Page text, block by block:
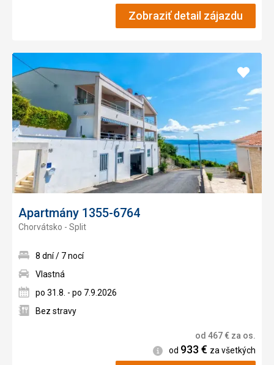
Zobraziť detail zájazdu
Apartmány 1355-6764
Chorvátsko - Split
Pridať
8 dní / 7 nocí
Vlastná
po 31.8. - po 7.9.2026
Bez stravy
od 467€ za os.
Informácie
od 933 € za všetkých